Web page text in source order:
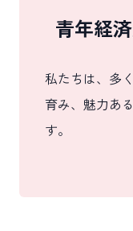
青年経
私たちは、多
育み、魅力あ
す。